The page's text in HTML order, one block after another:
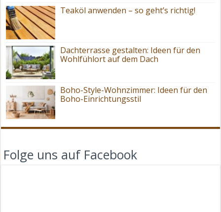
Teaköl anwenden – so geht’s richtig!
Dachterrasse gestalten: Ideen für den
Wohlfühlort auf dem Dach
Boho-Style-Wohnzimmer: Ideen für den
Boho-Einrichtungsstil
Folge uns auf Facebook